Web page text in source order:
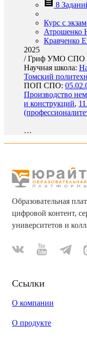
8
Курс с
Атрошенко
Кравченко
2025
/Гриф УМО СПО
Научная школа:
Томский
ПОП СПО:
Производство
и конструкций,
…
Образовательная
цифровой контент,
университетов и
Ссылки
О компании
О продукте